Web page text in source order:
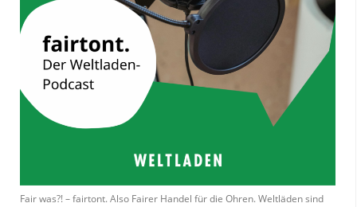
Fair was?! – fairtont. Also Fairer Handel für die Ohren. Weltläden sind